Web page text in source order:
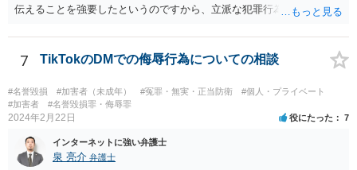
伝えることを強要したというのですから、立派な犯罪行為です。
7 TikTokのDMでの侮辱行為についての相談
#名誉毀損 #加害者（未成年） #冤罪・無実・正当防衛
#個人・プライベート
#加害者
#名誉毀損罪・侮辱罪
2024年2月22日 役にたった 7
インターネットに強い弁護士
泉 亮介 弁護士